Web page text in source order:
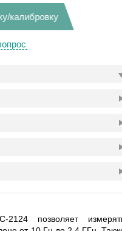
калибровку
позволяет